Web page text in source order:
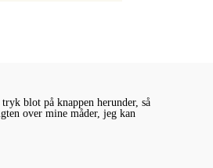
blot på knappen herunder, så
over mine måder, jeg kan